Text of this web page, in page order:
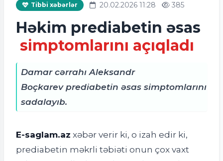
Tibbi xəbərlər 20.02.2026 11:28 385
Həkim prediabetin əsas
simptomlarını açıqladı
Damar cərrahı Aleksandr
Boçkarev prediabetin əsas simptomlarını
sadalayıb.
E-saglam.az xəbər verir ki, o izah edir ki,
prediabetin məkrli təbiəti onun çox vaxt